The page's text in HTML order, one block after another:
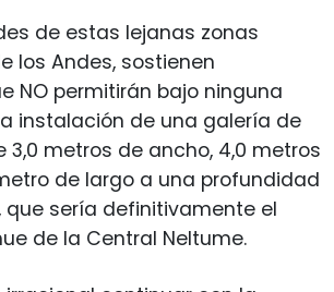
de estas lejanas zonas
los Andes, sostienen
NO permitirán bajo ninguna
instalación de una galería de
3,0 metros de ancho, 4,0 metros
de largo a una profundidad
que sería definitivamente el
de la Central Neltume.